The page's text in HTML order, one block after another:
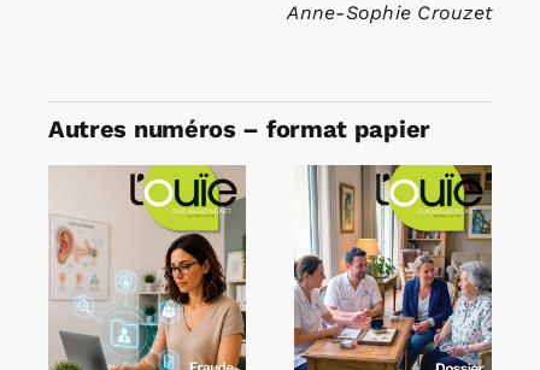
Anne-Sophie Crouzet
Autres numéros – format papier